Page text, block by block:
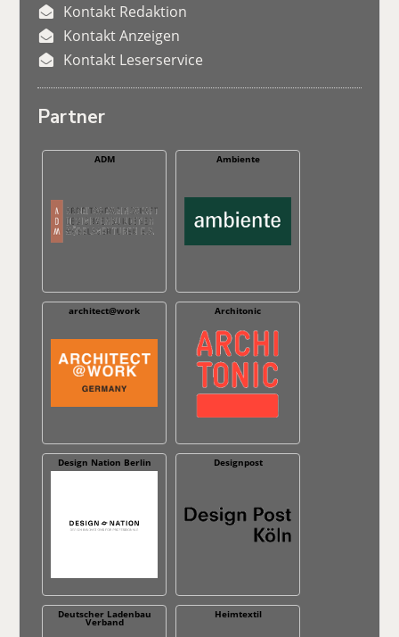
Kontakt Redaktion
Kontakt Anzeigen
Kontakt Leserservice
Partner
ADM Ambiente
architect@work Architonic
Design Nation Berlin Designpost
Deutscher Ladenbau
Verband
Heimtextil